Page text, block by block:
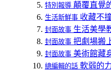
特別報導 顛覆直覺
生活新鮮事 收藏不
封面故事 生活美學
封面故事 把劇場搬
封面故事 美術館藏
總編輯的話 軟弱的